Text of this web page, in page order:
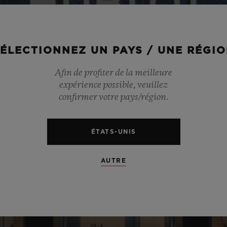
UN PAYS / UNE
Afin de profiter de la meilleure
expérience possible, veuillez
confirmer votre pays/région.
ÉTATS-UNIS
AUTRE